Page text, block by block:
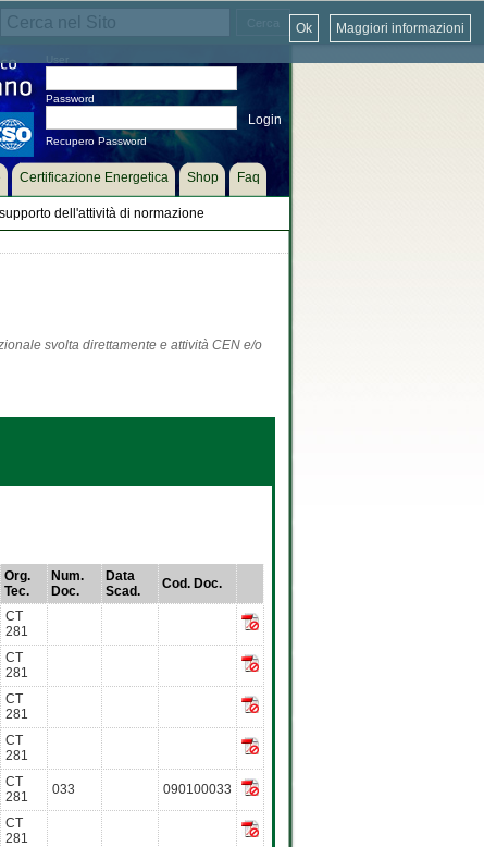
Password
Recupero Password
dell'attività di normazione
Certificazione Energetica Shop Faq
svolta direttamente e attività CEN e/o
Org.
Tec.
Num.
Doc.
Data
Scad.
Cod. Doc.
CT
281
CT
281
CT
281
CT
281
CT
281
033 090100033
CT
281
Maggiori informazioni
Ok